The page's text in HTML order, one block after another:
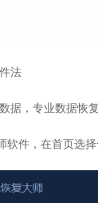
法
据，专业数据恢
软件，在首页选